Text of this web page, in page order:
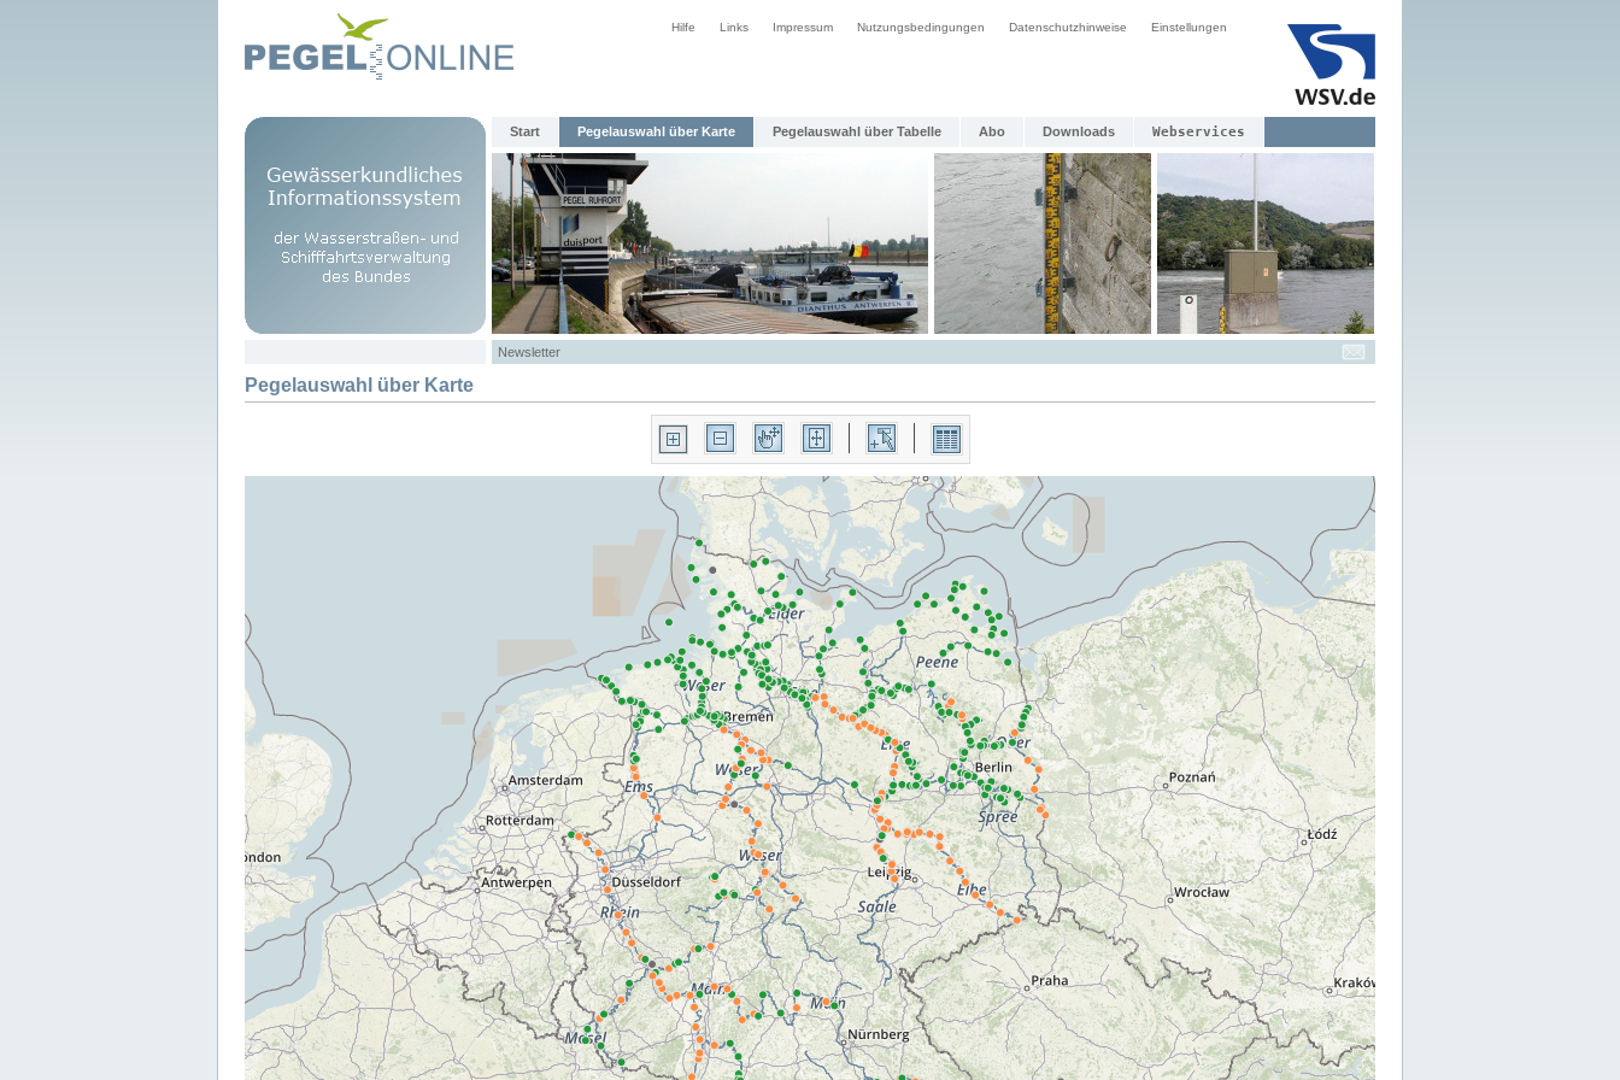
Hilfe Links Impressum Nutzungsbedingungen Datenschutzhinweise Einstellungen
Start Pegelauswahl über Karte Pegelauswahl über Tabelle Abo Downloads Webservices
Newsletter
Pegelauswahl über Karte